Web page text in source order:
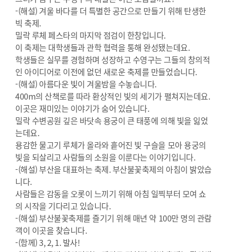
-(해설) 겨울 바다를 더 특별한 공간으로 만들기 위해 탄생한
빅 축제.
밀락 루체 페스타의 마지막 점검이 한창입니다.
이 축제는 대학생들과 관학 협력을 통해 완성됐는데요.
학생들은 실무를 경험하며 성장하고 수영구는 그들의 창의적
인 아이디어로 이전에 없던 새로운 축제를 만들었습니다.
-(해설) 아름다운 빛이 겨울밤을 수놓습니다.
400m의 산책로를 따라 환상적인 빛의 세기가 펼쳐지는데요.
이곳은 재미있는 이야기가 숨어 있습니다.
밀락 수변공원 깊은 바닷속 용궁이 큰 태풍에 의해 빛을 잃었
는데요.
용감한 물고기 루체가 올라와 흩어진 빛 구슬을 모아 용궁의
빛을 되살리고 사람들의 소원을 이룬다는 이야기입니다.
-(해설) 부산을 대표하는 축제. 부산불꽃축제의 아침이 밝았습
니다.
사람들은 감동을 오롯이 느끼기 위해 아침 일찍부터 모여 쇼
의 시작을 기다리고 있습니다.
-(해설) 부산불꽃축제를 즐기기 위해 매년 약 100만 명의 관람
객이 이곳을 찾습니다.
-(함께) 3, 2, 1. 발사!